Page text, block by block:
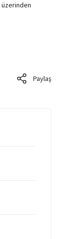
Paylaş